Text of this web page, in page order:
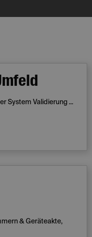
System Validierung ...
& Geräteakte,